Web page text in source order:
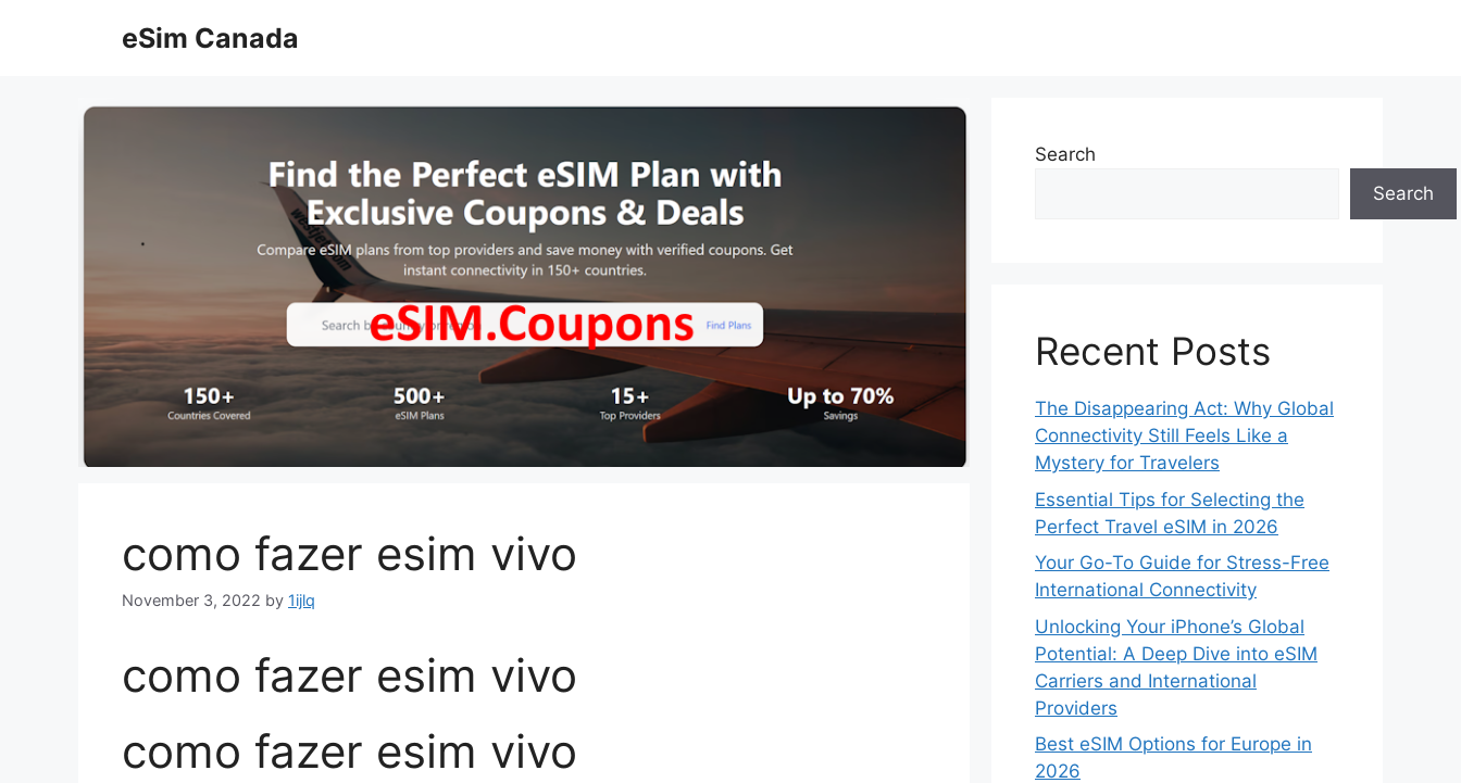
eSim Canada
como fazer esim vivo
November 3, 2022 by 1ijlq
como fazer esim vivo
como fazer esim vivo
Search
Search
Recent Posts
The Disappearing Act: Why Global
Connectivity Still Feels Like a
Mystery for Travelers
Essential Tips for Selecting the
Perfect Travel eSIM in 2026
Your Go-To Guide for Stress-Free
International Connectivity
Unlocking Your iPhone’s Global
Potential: A Deep Dive into eSIM
Carriers and International
Providers
Best eSIM Options for Europe in
2026